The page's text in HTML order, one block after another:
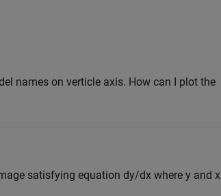
names on verticle axis. How can I plot the
satisfying equation dy/dx where y and x